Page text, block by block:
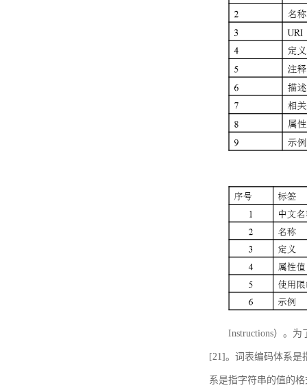
Instructions）。
[21]。词表编码体系是
系是指字符串的值的